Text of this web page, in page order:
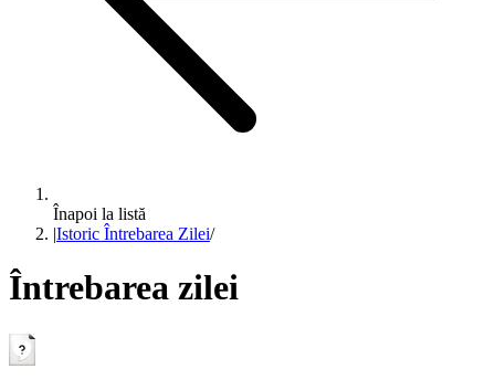
Înapoi la listă
|Istoric Întrebarea Zilei/
Întrebarea zilei